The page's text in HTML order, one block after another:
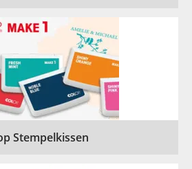
Stempelkissen